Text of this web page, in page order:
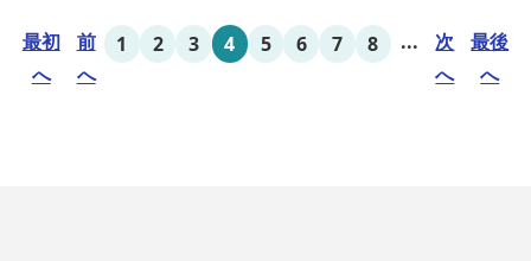
最初
へ
前
へ
1 2 3 4 5 6 7 8 ...
次
へ
最後
へ